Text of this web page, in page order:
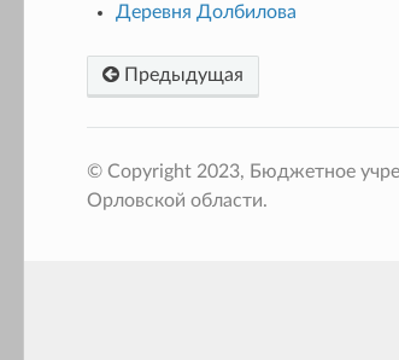
Деревня Долбилова
Предыдущая
© Copyright 2023, Бюджетное
Орловской области.